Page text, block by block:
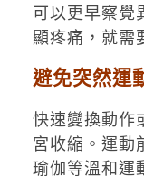
可以更早察覺
顯疼痛，就需
避免突然運
快速變換動作
宮收縮。運動
瑜伽等溫和運